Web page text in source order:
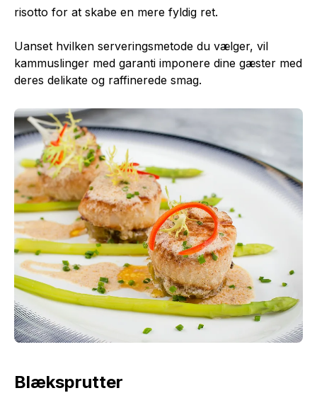
risotto for at skabe en mere fyldig ret.
Uanset hvilken serveringsmetode du vælger, vil
kammuslinger med garanti imponere dine gæster med
deres delikate og raffinerede smag.
Blæksprutter